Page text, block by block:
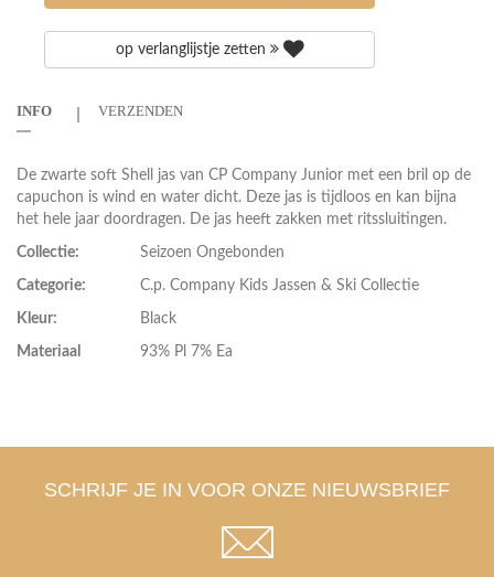
op verlanglijstje zetten
INFO VERZENDEN
De zwarte soft Shell jas van CP Company Junior met een bril op de
capuchon is wind en water dicht. Deze jas is tijdloos en kan bijna
het hele jaar doordragen. De jas heeft zakken met ritssluitingen.
Collectie: Seizoen Ongebonden
Categorie: C.p. Company Kids Jassen & Ski Collectie
Kleur: Black
Materiaal 93% Pl 7% Ea
SCHRIJF JE IN VOOR ONZE NIEUWSBRIEF